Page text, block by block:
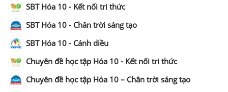
SBT Hóa 10 - Kết nối tri thức
SBT Hóa 10 - Chân trời sáng tạo
SBT Hóa 10 - Cánh diều
Chuyên đề học tập Hóa 10 - Kết nối tri thức
Chuyên đề học tập Hóa 10 – Chân trời sáng tạo